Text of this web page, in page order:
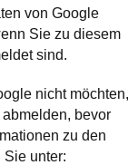
von Google
Sie zu diesem
sind.
nicht möchten,
bevor
zu den
unter: